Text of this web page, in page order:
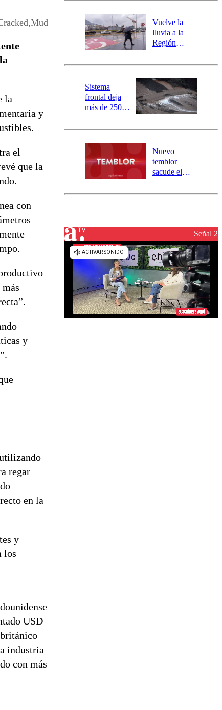
la
y
el
que la
con
y
regar
en la
y
los
USD
industria
con más
río Damas:
activa
mensajería
SAE
Vuelve la
lluvia a la
Región
este es el
la DMC para
este viernes
Sistema
frontal deja
más de 250
y 317
aisladas entre
Valparaíso y
Los Ríos
Nuevo
temblor
sacude el
revisa la
Señal 2